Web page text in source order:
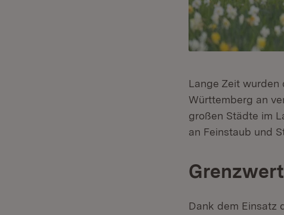
Lange Zeit wurden
Württemberg an
großen Städte im
an Feinstaub und
Dank dem Einsatz